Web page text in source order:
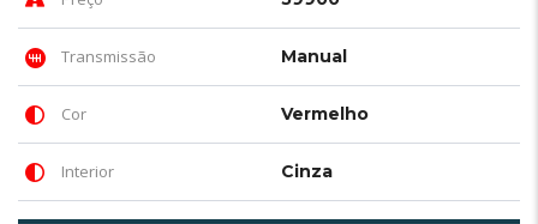
Transmissão Manual
Cor Vermelho
Interior Cinza